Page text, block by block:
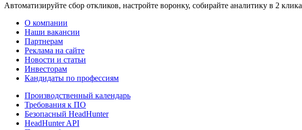
Автоматизируйте сбор откликов, настройте воронку, собирайте аналитику в 2 клика
О компании
Наши вакансии
Партнерам
Реклама на сайте
Новости и статьи
Инвесторам
Кандидаты по профессиям
Производственный календарь
Требования к ПО
Безопасный HeadHunter
HeadHunter API